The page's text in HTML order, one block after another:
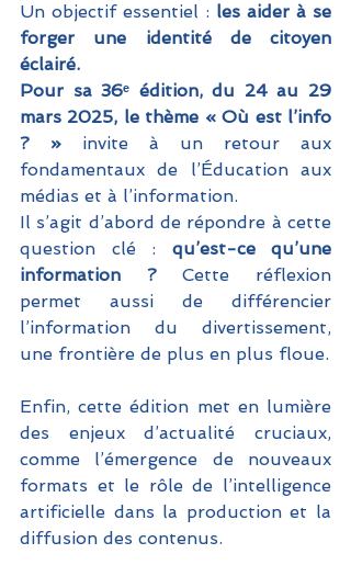
Un objectif essentiel : les aider à se
forger une identité de citoyen
éclairé.
Pour sa 36ᵉ édition, du 24 au 29
mars 2025, le thème « Où est l’info
? » invite à un retour aux
fondamentaux de l’Éducation aux
médias et à l’information.
Il s’agit d’abord de répondre à cette
question clé : qu’est-ce qu’une
information ? Cette réflexion
permet aussi de différencier
l’information du divertissement,
une frontière de plus en plus floue.
Enfin, cette édition met en lumière
des enjeux d’actualité cruciaux,
comme l’émergence de nouveaux
formats et le rôle de l’intelligence
artificielle dans la production et la
diffusion des contenus.